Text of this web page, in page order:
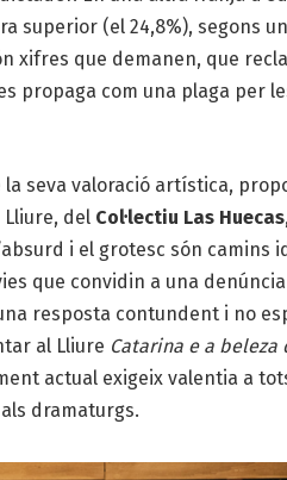
superior (el 24,8%), segons
xifres que demanen, que
propaga com una plaga per
seva valoració artística,
Lliure, del Col·lectiu Las Huecas
i el grotesc són camins
que convidin a una
resposta contundent i no
al Lliure Catarina e a beleza
actual exigeix valentia a
dramaturgs.